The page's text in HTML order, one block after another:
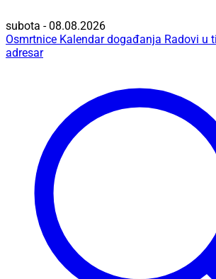
subota - 08.08.2026
Osmrtnice Kalendar događanja Radovi u
adresar